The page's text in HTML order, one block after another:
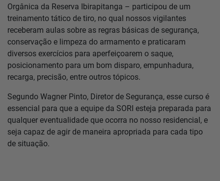
Localização
Contato
Baixe o App
Área restrita
Orgânica da Reserva Ibirapitanga – participou de um
treinamento tático de tiro, no qual nossos vigilantes
receberam aulas sobre as regras básicas de segurança,
conservação e limpeza do armamento e praticaram
diversos exercícios para aperfeiçoarem o saque,
posicionamento para um bom disparo, empunhadura,
recarga, precisão, entre outros tópicos.
Segundo Wagner Pinto, Diretor de Segurança, esse curso é
essencial para que a equipe da SORI esteja preparada para
qualquer eventualidade que ocorra no nosso residencial, e
seja capaz de agir de maneira apropriada para cada tipo
de situação.